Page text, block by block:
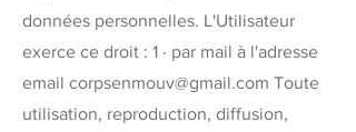
données personnelles. L'Utilisateur
exerce ce droit : 1 · par mail à l'adresse
email corpsenmouv@gmail.com Toute
utilisation, reproduction, diffusion,